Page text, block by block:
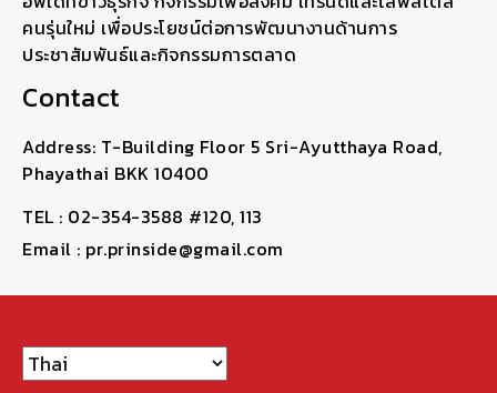
คนรุ่นใหม่ เพื่อประโยชน์ต่อการพัฒนางานด้านการ
ประชาสัมพันธ์และกิจกรรมการตลาด
Contact
Address: T-Building Floor 5 Sri-Ayutthaya Road,
Phayathai BKK 10400
TEL : 02-354-3588 #120, 113
Email : pr.prinside@gmail.com